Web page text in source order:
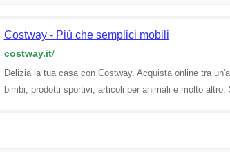
Costway - Più che semplici mobili
costway.it/
Delizia la tua casa con Costway. Acquista online tra
bimbi, prodotti sportivi, articoli per animali e molto